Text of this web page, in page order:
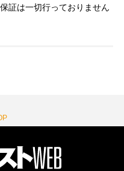
証は一切行っておりません